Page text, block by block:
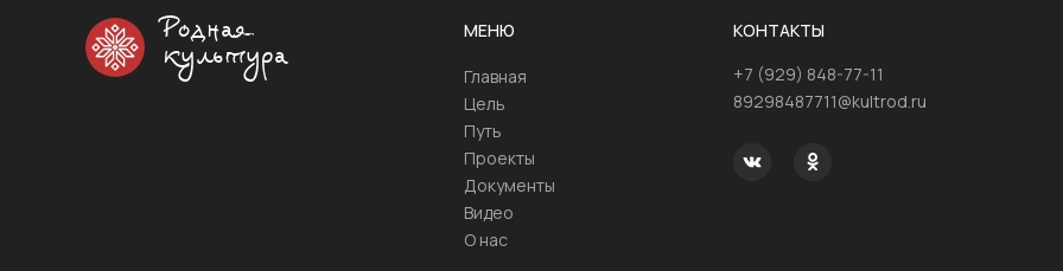
Родная
культура
МЕНЮ
Главная
Цель
Путь
Проекты
Документы
Видео
О нас
КОНТАКТЫ
+7 (929) 848-77-11
89298487711@kultrod.ru